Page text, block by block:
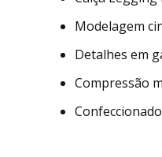
Modelagem
Detalhes em
Compressão